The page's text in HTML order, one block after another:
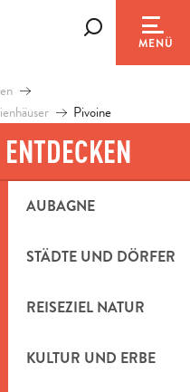
MENÜ
ENTDECKEN
AUBAGNE
STÄDTE UND DÖRFER
REISEZIEL NATUR
KULTUR UND ERBE
Pivoine